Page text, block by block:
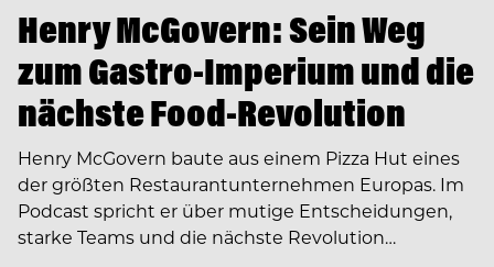
Henry McGovern: Sein Weg
zum Gastro-Imperium und die
nächste Food-Revolution
Henry McGovern baute aus einem Pizza Hut eines
der größten Restaurantunternehmen Europas. Im
Podcast spricht er über mutige Entscheidungen,
starke Teams und die nächste Revolution…